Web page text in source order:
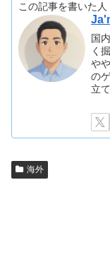
この記事を書いた人
国
く
や
の
立
海外